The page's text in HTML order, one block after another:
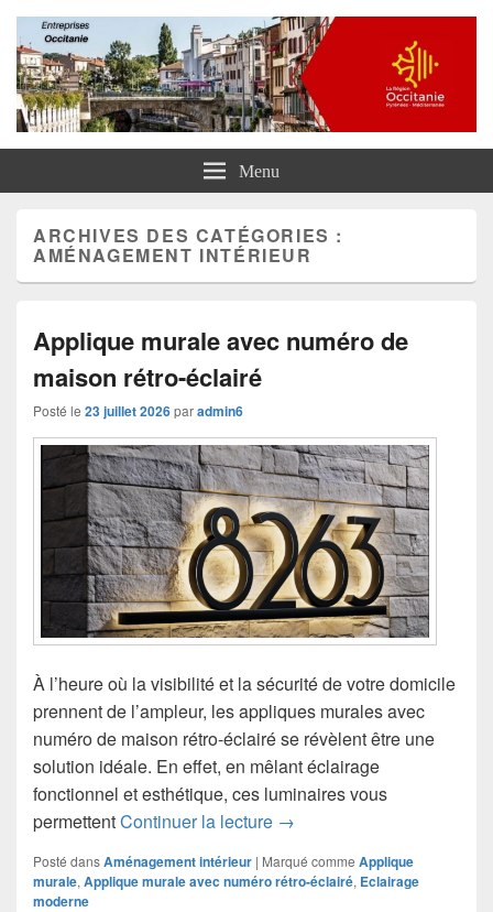
Entreprises Occitanie
Menu
ARCHIVES DES CATÉGORIES :
AMÉNAGEMENT INTÉRIEUR
Applique murale avec numéro de
maison rétro-éclairé
Posté le 23 juillet 2026paradmin6
À l’heure où la visibilité et la sécurité de votre domicile
prennent de l’ampleur, les appliques murales avec
numéro de maison rétro-éclairé se révèlent être une
solution idéale. En effet, en mêlant éclairage
fonctionnel et esthétique, ces luminaires vous
permettentContinuer la lecture Applique murale avec
→
Posté dansAménagement intérieur | Marqué comme Applique
murale, Applique murale avec numéro rétro-éclairé, Eclairage
moderne